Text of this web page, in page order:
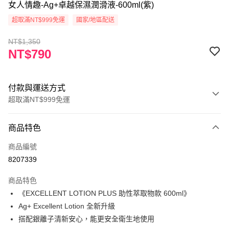
女人情趣-Ag+卓越保濕潤滑液-600ml(紫)
超取滿NT$999免運 國家/地區配送
NT$1,350
NT$790
付款與運送方式
超取滿NT$999免運
信用卡一次付款
超商取貨付款
ATM付款
運送方式
商品特色
商品編號
8207339
商品特色
《EXCELLENT LOTION PLUS 助性萃取物款 600ml》
Ag+ Excellent Lotion 全新升級
搭配銀離子清新安心，能更安全衛生地使用